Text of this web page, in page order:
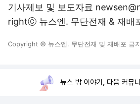
기사제보 및 보도자료
rightⓒ 뉴스엔. 무단전재 & 재배
Copyright © 뉴스엔. 무단전재 및 재배포 금
뉴스 밖 이야기, 다음 커뮤